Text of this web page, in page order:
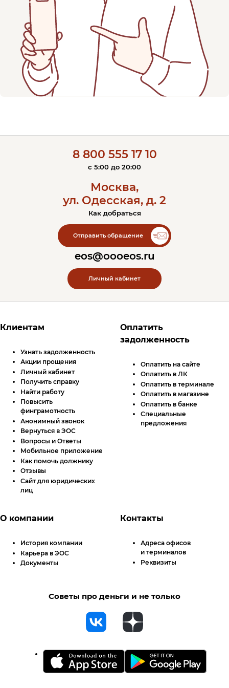
8 800 555 17 10
c 5:00 до 20:00
Москва,
ул. Одесская, д. 2
Как добраться
Отправить обращение
eos@oooeos.ru
Личный кабинет
Футер сайта
Клиентам
Узнать задолженность
Акции прощения
Личный кабинет
Получить справку
Найти работу
Повысить
финграмотность
Анонимный звонок
Вернуться в ЭОС
Вопросы и Ответы
Мобильное приложение
Как помочь должнику
Отзывы
Сайт для юридических
лиц
Оплатить
задолженность
Оплатить на сайте
Оплатить вЛК
Оплатить в терминале
Оплатить в магазине
Оплатить в банке
Специальные
предложения
О компании
История компании
Карьера в ЭОС
Документы
Контакты
Адреса офисов
и терминалов
Реквизиты
Советы про деньги и не только